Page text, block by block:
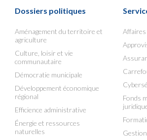
Dossiers politiques
Aménagement du territoire et
agriculture
Culture, loisir et vie
communautaire
Démocratie municipale
Développement économique
régional
Efficience administrative
Énergie et ressources
naturelles
Fonds